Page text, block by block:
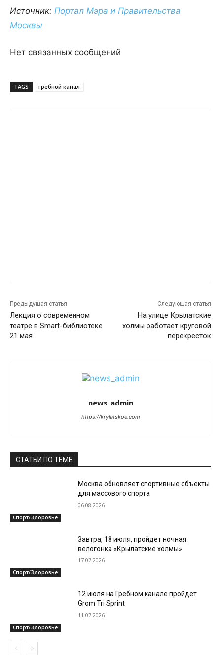
Источник: Портал Мэра и Правительства
Москвы
Нет связанных сообщений
TAGS гребной канал
Предыдущая статья
Лекция о современном
театре в Smart-библиотеке
21 мая
Следующая статья
На улице Крылатские
холмы работает круговой
перекресток
news_admin
https://krylatskoe.com
СТАТЬИ ПО ТЕМЕ
Спорт/Здоровье
Москва обновляет спортивные объекты
для массового спорта
06.08.2026
Спорт/Здоровье
Завтра, 18 июля, пройдет ночная
велогонка «Крылатские холмы»
17.07.2026
Спорт/Здоровье
12 июля на Гребном канале пройдет
Grom Tri Sprint
11.07.2026